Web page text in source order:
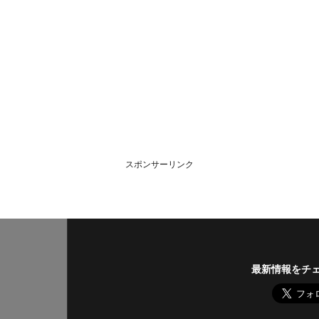
スポンサーリンク
最新情報をチ